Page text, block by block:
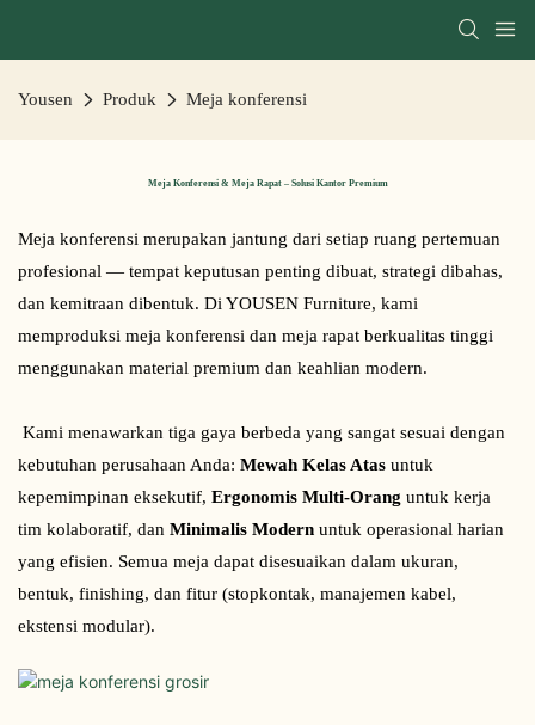
Yousen Produk Meja konferensi
Meja Konferensi & Meja Rapat – Solusi Kantor Premium
Meja konferensi merupakan jantung dari setiap ruang pertemuan
profesional — tempat keputusan penting dibuat, strategi dibahas,
dan kemitraan dibentuk. Di YOUSEN Furniture, kami
memproduksi meja konferensi dan meja rapat berkualitas tinggi
menggunakan material premium dan keahlian modern.
kebutuhan perusahaan Anda: Mewah Kelas Atas untuk
kepemimpinan eksekutif, Ergonomis Multi-Orang untuk kerja
tim kolaboratif, dan Minimalis Modern untuk operasional harian
yang efisien. Semua meja dapat disesuaikan dalam ukuran,
bentuk, finishing, dan fitur (stopkontak, manajemen kabel,
ekstensi modular).